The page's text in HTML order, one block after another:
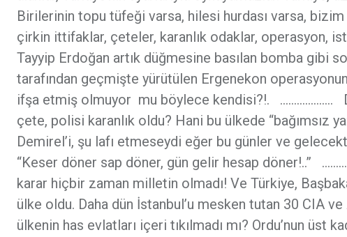
Birilerinin topu tüfeği varsa, hilesi hurdası varsa,
çirkin ittifaklar, çeteler, karanlık odaklar, operasyon,
Tayyip Erdoğan artık düğmesine basılan bomba gibi
tarafından geçmişte yürütülen Ergenekon
ifşa etmiş olmuyor mu böylece kendisi?!. ……………….
çete, polisi karanlık oldu? Hani bu ülkede “bağımsız
Demirel’i, şu lafı etmeseydi eğer bu günler ve
“Keser döner sap döner, gün gelir hesap döner!..”
karar hiçbir zaman milletin olmadı! Ve Türkiye,
ülke oldu. Daha dün İstanbul’u mesken tutan 30 CIA
ülkenin has evlatları içeri tıkılmadı mı? Ordu’nun üst